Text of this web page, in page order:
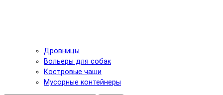
Дровницы
Вольеры для собак
Костровые чаши
Мусорные контейнеры